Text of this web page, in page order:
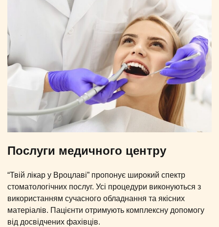
Послуги медичного центру
“Твій лікар у Вроцлаві” пропонує широкий спектр
стоматологічних послуг. Усі процедури виконуються з
використанням сучасного обладнання та якісних
матеріалів. Пацієнти отримують комплексну допомогу
від досвідчених фахівців.